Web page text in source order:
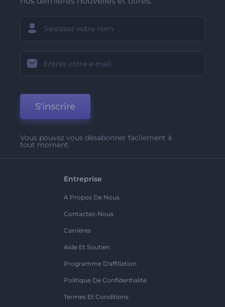
S'inscrire
Vous pouvez vous désabonner facilement à
tout moment.
Entreprise
A Propos De Nous
Contactez-Nous
Carrières
Aide Et Soutien
Programme D'affiliation
Politique De Confidentialité
Termes Et Conditions